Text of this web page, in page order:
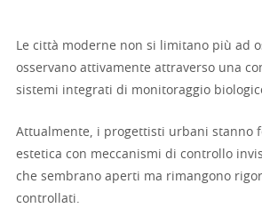
Le città moderne non si limitano più ad
osservano attivamente attraverso una
sistemi integrati di monitoraggio
Attualmente, i progettisti urbani stanno
estetica con meccanismi di controllo
che sembrano aperti ma rimangono
controllati.